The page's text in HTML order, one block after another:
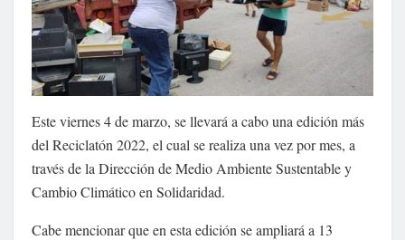
Este viernes 4 de marzo, se llevará a cabo una edición más
del Reciclatón 2022, el cual se realiza una vez por mes, a
través de la Dirección de Medio Ambiente Sustentable y
Cambio Climático en Solidaridad.
Cabe mencionar que en esta edición se ampliará a 13